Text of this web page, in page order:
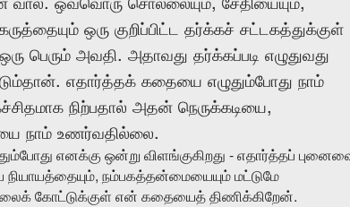
ஒரு குறிப்பிட்ட தர்க்கச் சட்டகத்துக்குள்
ஒரு பெரும் அவதி. அதாவது தர்க்கப்படி எழுதுவது
. எதார்த்தக் கதையை எழுதும்போது நாம்
நிற்பதால் அதன் நெருக்கடியை,
நாம் உணர்வதில்லை.
எனக்கு ஒன்று விளங்குகிறது - எதார்த்தப்
நியாயத்தையும், நம்பகத்தன்மையையும் மட்டுமே
கோட்டுக்குள் என் கதையைத் திணிக்கிறேன்.